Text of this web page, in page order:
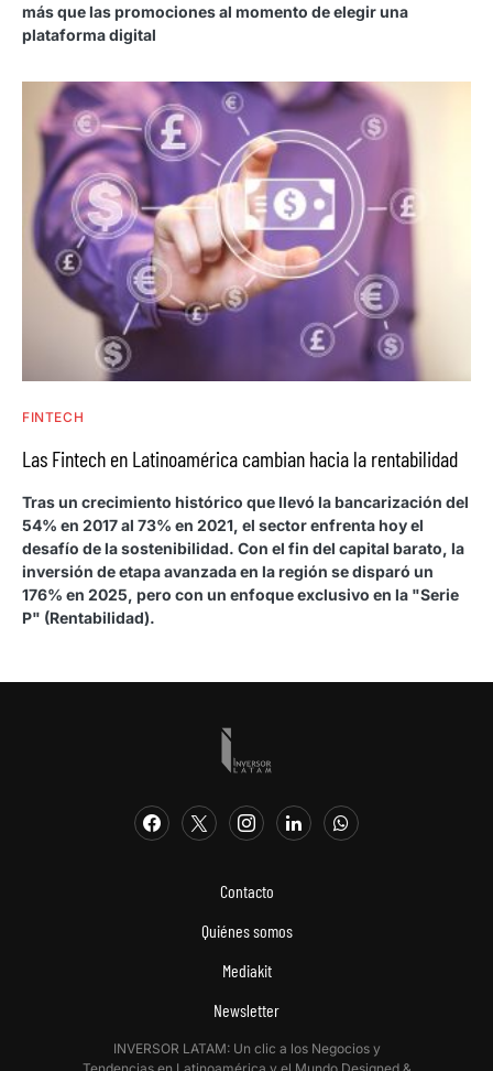
más que las promociones al momento de elegir una
plataforma digital
FINTECH
Las Fintech en Latinoamérica cambian hacia la rentabilidad
Tras un crecimiento histórico que llevó la bancarización del
54% en 2017 al 73% en 2021, el sector enfrenta hoy el
desafío de la sostenibilidad. Con el fin del capital barato, la
inversión de etapa avanzada en la región se disparó un
176% en 2025, pero con un enfoque exclusivo en la "Serie
P" (Rentabilidad).
Contacto
Quiénes somos
Mediakit
Newsletter
INVERSOR LATAM: Un clic a los Negocios y